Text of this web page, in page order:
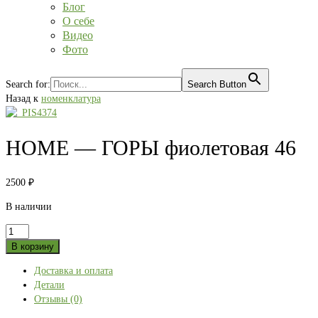
Блог
О себе
Видео
Фото
Search for:
Search Button
Назад к номенклатура
HOME — ГОРЫ фиолетовая 46
2500 ₽
В наличии
Количество
товара
ГОРЫ
фиолетовая
В корзину
Доставка и оплата
Детали
Отзывы (0)